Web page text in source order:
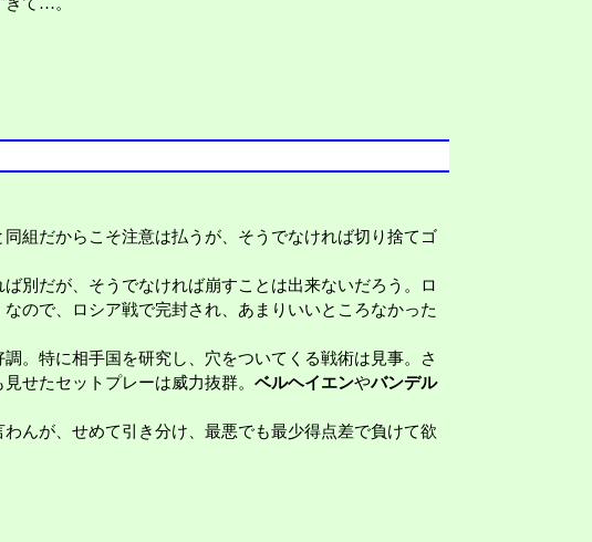
組だからこそ注意は払うが、そうでなければ切り捨てゴ
別だが、そうでなければ崩すことは出来ないだろう。ロ
ので、ロシア戦で完封され、あまりいいところなかった
。特に相手国を研究し、穴をついてくる戦術は見事。さ
せたセットプレーは威力抜群。ベルヘイエンやバンデル
んが、せめて引き分け、最悪でも最少得点差で負けて欲